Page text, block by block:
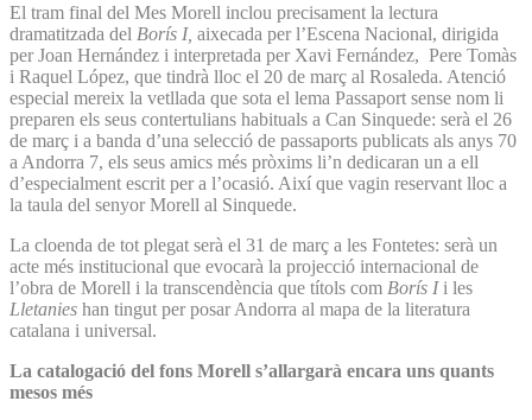
El tram final del Mes Morell inclou precisament la lectura
dramatitzada del Borís I, aixecada per l’Escena Nacional, dirigida
per Joan Hernández i interpretada per Xavi Fernández, Pere Tomàs
i Raquel López, que tindrà lloc el 20 de març al Rosaleda. Atenció
especial mereix la vetllada que sota el lema Passaport sense nom li
preparen els seus contertulians habituals a Can Sinquede: serà el 26
de març i a banda d’una selecció de passaports publicats als anys 70
a Andorra 7, els seus amics més pròxims li’n dedicaran un a ell
d’especialment escrit per a l’ocasió. Així que vagin reservant lloc a
la taula del senyor Morell al Sinquede.
La cloenda de tot plegat serà el 31 de març a les Fontetes: serà un
acte més institucional que evocarà la projecció internacional de
l’obra de Morell i la transcendència que títols com Borís Ii les
Lletanies han tingut per posar Andorra al mapa de la literatura
catalana i universal.
La catalogació del fons Morell s’allargarà encara uns quants
mesos més